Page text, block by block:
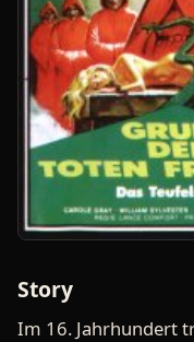
Story
Im 16. Jahrhundert